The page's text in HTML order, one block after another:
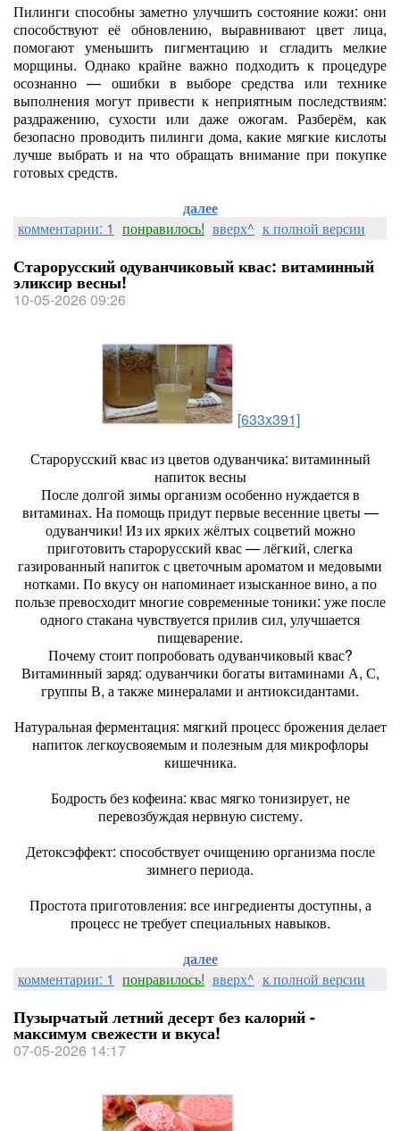
Пилинги способны заметно улучшить состояние кожи: они
способствуют её обновлению, выравнивают цвет лица,
помогают уменьшить пигментацию и сгладить мелкие
морщины. Однако крайне важно подходить к процедуре
осознанно — ошибки в выборе средства или технике
выполнения могут привести к неприятным последствиям:
раздражению, сухости или даже ожогам. Разберём, как
безопасно проводить пилинги дома, какие мягкие кислоты
лучше выбрать и на что обращать внимание при покупке
готовых средств.
далее
комментарии: 1 понравилось! вверх^ к полной версии
Старорусский одуванчиковый квас: витаминный
эликсир весны!
10-05-2026 09:26
[633x391]
Старорусский квас из цветов одуванчика: витаминный
напиток весны
После долгой зимы организм особенно нуждается в
витаминах. На помощь придут первые весенние цветы —
одуванчики! Из их ярких жёлтых соцветий можно
приготовить старорусский квас — лёгкий, слегка
газированный напиток с цветочным ароматом и медовыми
нотками. По вкусу он напоминает изысканное вино, а по
пользе превосходит многие современные тоники: уже после
одного стакана чувствуется прилив сил, улучшается
пищеварение.
Почему стоит попробовать одуванчиковый квас?
Витаминный заряд: одуванчики богаты витаминами А, С,
группы В, а также минералами и антиоксидантами.
Натуральная ферментация: мягкий процесс брожения делает
напиток легкоусвояемым и полезным для микрофлоры
кишечника.
Бодрость без кофеина: квас мягко тонизирует, не
перевозбуждая нервную систему.
Детоксэффект: способствует очищению организма после
зимнего периода.
Простота приготовления: все ингредиенты доступны, а
процесс не требует специальных навыков.
далее
комментарии: 1 понравилось! вверх^ к полной версии
Пузырчатый летний десерт без калорий -
максимум свежести и вкуса!
07-05-2026 14:17